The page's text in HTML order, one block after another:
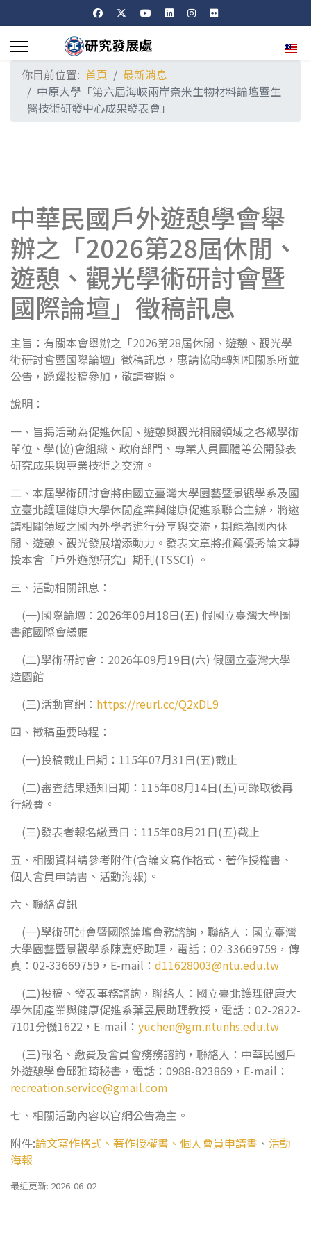
選擇
你目前位置: 首頁
最新消息
中原大學「第六屆海峽兩岸奈米生物材料論壇暨生
醫技術研發中心成果發表會」
中華民國戶外遊憩學會舉
辦之「2026第28屆休閒、
遊憩、觀光學術研討會暨
國際論壇」徵稿訊息
主旨：有關本會舉辦之「2026第28屆休閒、遊憩、觀光學
術研討會暨國際論壇」徵稿訊息，惠請協助轉知相關系所並
公告，踴躍投稿參加，敬請查照。
說明：
一、旨揭活動為促進休閒、遊憩與觀光相關領域之各級學術
單位、學(協)會組織、政府部門、專業人員團體等公開發表
研究成果與專業技術之交流。
二、本屆學術研討會將由國立臺灣大學園藝暨景觀學系及國
立臺北護理健康大學休閒產業與健康促進系聯合主辦，將邀
請相關領域之國內外學者進行分享與交流，期能為國內休
閒、遊憩、觀光發展增添動力。發表文章將推薦優秀論文轉
投本會「戶外遊憩研究」期刊(TSSCI) 。
三、活動相關訊息：
(一)國際論壇：2026年09月18日(五) 假國立臺灣大學圖
書館國際會議廳
(二)學術研討會：2026年09月19日(六) 假國立臺灣大學
造園館
(三)活動官網： https://reurl.cc/Q2xDL9
四、徵稿重要時程：
(一)投稿截止日期：115年07月31日(五)截止
(二)審查結果通知日期：115年08月14日(五)可錄取後再
行繳費。
(三)發表者報名繳費日：115年08月21日(五)截止
五、相關資料請參考附件(含論文寫作格式、著作授權書、
個人會員申請書、活動海報)。
六、聯絡資訊
(一)學術研討會暨國際論壇會務諮詢，聯絡人：國立臺灣
大學園藝暨景觀學系陳嘉妤助理，電話：02-33669759，傳
真：02-33669759，E-mail： d11628003@ntu.edu.tw
(二)投稿、發表事務諮詢，聯絡人：國立臺北護理健康大
學休閒產業與健康促進系葉昱辰助理教授，電話：02-2822-
7101分機1622，E-mail： yuchen@gm.ntunhs.edu.tw
(三)報名、繳費及會員會務務諮詢，聯絡人：中華民國戶
外遊憩學會邱雅琦秘書，電話：0988-823869，E-mail：
recreation.service@gmail.com
七、相關活動內容以官網公告為主。
附件:論文寫作格式、著作授權書、個人會員申請書 、 活動
海報
最近更新: 2026-06-02